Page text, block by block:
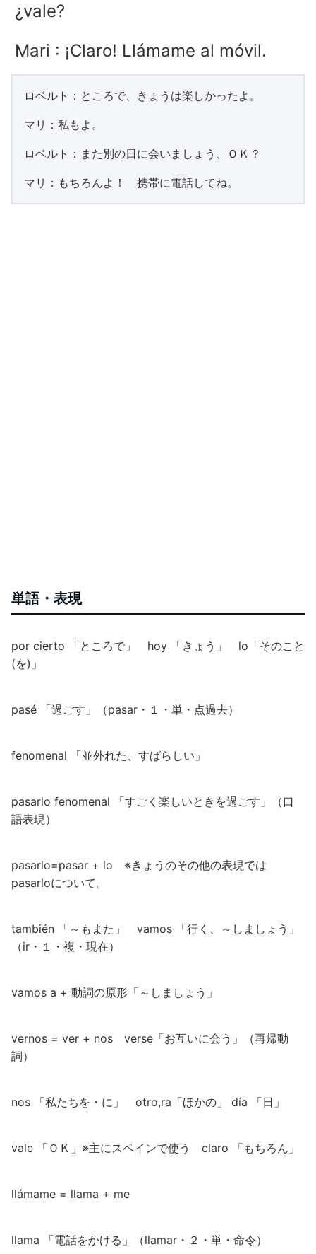
¿vale?
Mari : ¡Claro! Llámame al móvil.
ロベルト：ところで、きょうは楽しかったよ。
マリ：私もよ。
ロベルト：また別の日に会いましょう、ＯＫ？
マリ：もちろんよ！ 携帯に電話してね。
単語・表現
por cierto 「ところで」 hoy 「きょう」 lo「そのこと
(を)」
pasé 「過ごす」（pasar・１・単・点過去）
fenomenal 「並外れた、すばらしい」
pasarlo fenomenal 「すごく楽しいときを過ごす」（口
語表現）
pasarlo=pasar + lo ※きょうのその他の表現では
pasarloについて。
también 「～もまた」 vamos 「行く、～しましょう」
（ir・１・複・現在）
vamos a + 動詞の原形「～しましょう」
vernos = ver + nos verse「お互いに会う」（再帰動
詞）
nos 「私たちを・に」 otro,ra「ほかの」 día 「日」
vale 「ＯＫ」※主にスペインで使う claro 「もちろん」
llámame = llama + me
llama 「電話をかける」（llamar・２・単・命令）